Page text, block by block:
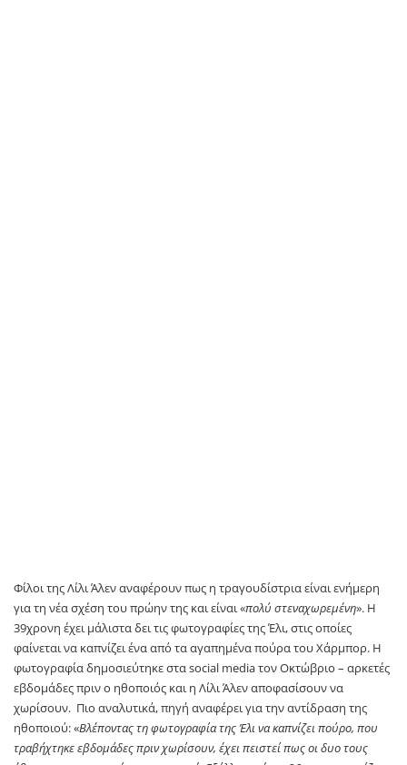
Φίλοι της Λίλι Άλεν αναφέρουν πως η τραγουδίστρια είναι ενήμερη
για τη νέα σχέση του πρώην της και είναι «πολύ στεναχωρεμένη». Η
39χρονη έχει μάλιστα δει τις φωτογραφίες της Έλι, στις οποίες
φαίνεται να καπνίζει ένα από τα αγαπημένα πούρα του Χάρμπορ. Η
φωτογραφία δημοσιεύτηκε στα social media τον Οκτώβριο – αρκετές
εβδομάδες πριν ο ηθοποιός και η Λίλι Άλεν αποφασίσουν να
χωρίσουν. Πιο αναλυτικά, πηγή αναφέρει για την αντίδραση της
ηθοποιού: «Βλέποντας τη φωτογραφία της Έλι να καπνίζει πούρο, που
τραβήχτηκε εβδομάδες πριν χωρίσουν, έχει πειστεί πως οι δυο τους